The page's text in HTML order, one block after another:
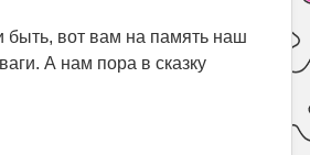
быть, вот вам на память наш
А нам пора в сказку